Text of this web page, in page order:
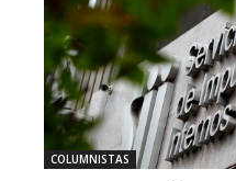
COLUMNISTAS